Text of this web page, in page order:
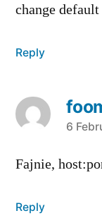
change
Reply
says:
6
Fajnie,
Reply